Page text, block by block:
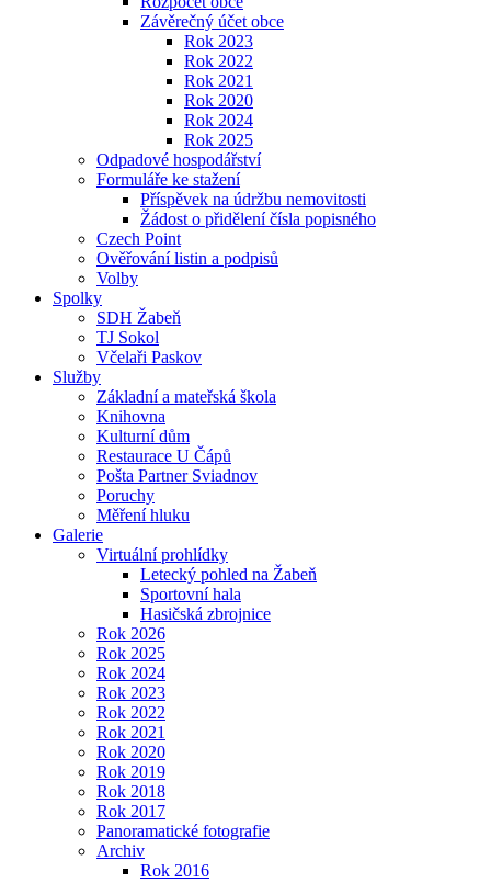
Závěrečný účet obce
Rok 2023
Rok 2022
Rok 2021
Rok 2020
Rok 2024
Rok 2025
Odpadové hospodářství
Formuláře ke stažení
Příspěvek na údržbu nemovitosti
Žádost o přidělení čísla popisného
Czech Point
Ověřování listin a podpisů
Volby
Spolky
SDH Žabeň
TJ Sokol
Včelaři Paskov
Služby
Základní a mateřská škola
Knihovna
Kulturní dům
Restaurace U Čápů
Pošta Partner Sviadnov
Poruchy
Měření hluku
Galerie
Virtuální prohlídky
Letecký pohled na Žabeň
Sportovní hala
Hasičská zbrojnice
Rok 2026
Rok 2025
Rok 2024
Rok 2023
Rok 2022
Rok 2021
Rok 2020
Rok 2019
Rok 2018
Rok 2017
Panoramatické fotografie
Archiv
Rok 2016